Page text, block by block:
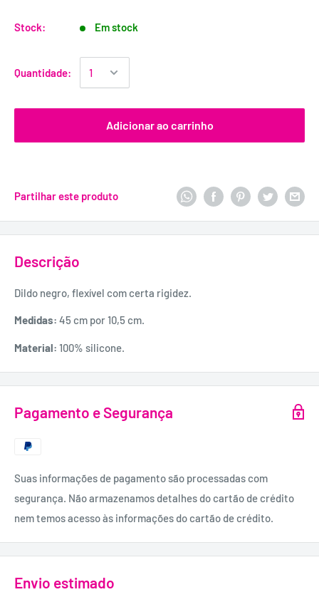
Stock: Em stock
Quantidade:
Adicionar ao carrinho
Partilhar este produto
Descrição
Dildo negro, flexível com certa rigidez.
Medidas: 45 cm por 10,5 cm.
Material: 100% silicone.
Pagamento e Segurança
Suas informações de pagamento são processadas com
segurança. Não armazenamos detalhes do cartão de crédito
nem temos acesso às informações do cartão de crédito.
Envio estimado